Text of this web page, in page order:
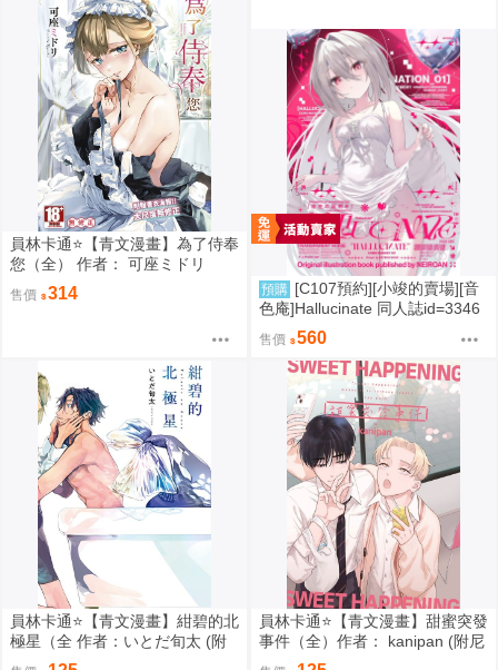
員林卡通⭐️【青文漫畫】為了侍奉
您（全） 作者： 可座ミドリ
售價 314 預購 [C107預約][小竣的賣場][音
色庵]Hallucinate 同人誌id=3346
298
售價 560
員林卡通⭐️【青文漫畫】紺碧的北
極星（全 作者：いとだ旬太 (附
尼采書套)
員林卡通⭐️【青文漫畫】甜蜜突發
事件（全）作者： kanipan (附尼
采書套)